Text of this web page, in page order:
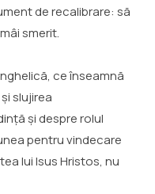
de recalibrare: să
smerit.
ce înseamnă
slujirea
și despre rolul
pentru vindecare
lui Isus Hristos, nu